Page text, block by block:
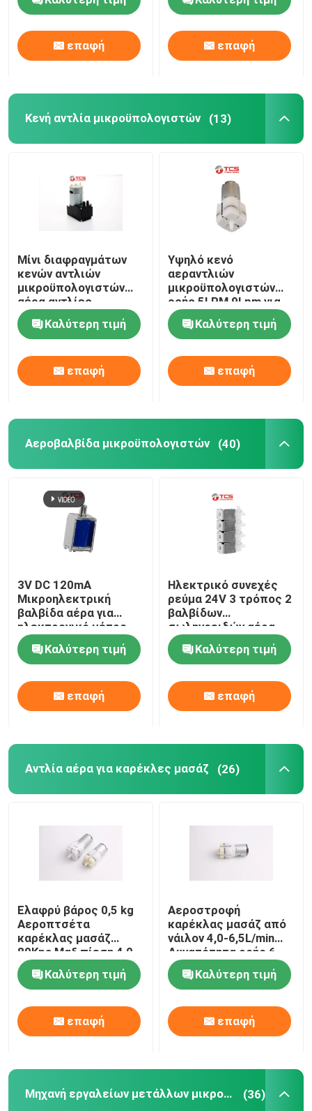
Προϊόντα
Σχετικά με εμάς
Έλεγχος ποιότητας
Επικοινωνήστε μαζί μας
Ειδήσεις
Υποθέσεις
Μπλογκ
Ζητήστε μια προσφορά
Αεραντλία μικροϋπολογιστών
Κενή αντλία μικροϋπολογιστών
Αεροβαλβίδα μικροϋπολογιστών
Αντλία αέρα για καρέκλες μασάζ
ΣΥΝΕΧΗΣ μηχανή μικροϋπολογιστών
για το κάθισμα
αυτοκινήτων
επαφή επαφή
Κενή αντλία μικροϋπολογιστών (13)
Μίνι διαφραγμάτων
κενών αντλιών
μικροϋπολογιστών
αέρα αντλίες
ΣΥΝΕΧΩΝ 12V 24V
17W 15LPM
Καλύτερη τιμή
επαφή
Υψηλό κενό
αεραντλιών
μικροϋπολογιστών
ροής 5LPM 9Lpm για
την αυτοκινητική
υποστήριξη μέσης
Καλύτερη τιμή
επαφή
Αεροβαλβίδα μικροϋπολογιστών (40)
3V DC 120mA
Μικροηλεκτρική
βαλβίδα αέρα για
ηλεκτρονικό μέτρο
αρτηριακής πίεσης
ιατρική οθόνη
Καλύτερη τιμή
επαφή
Ηλεκτρικό συνεχές
ρεύμα 24V 3 τρόπος 2
βαλβίδων
σωληνοειδών αέρα
μικροϋπολογιστών
βαλβίδα σωληνοειδών
θέσης
Καλύτερη τιμή
επαφή
Αντλία αέρα για καρέκλες μασάζ (26)
Ελαφρύ βάρος 0,5 kg
Αεροπτσέτα
καρέκλας μασάζ
80Kpa Μαξ πίεση 4,0 ~
6,5L/Min
Καλύτερη τιμή
επαφή
Αεροστροφή
καρέκλας μασάζ από
νάιλον 4,0-6,5L/min
Δυνατότητα ροής 6-
24V
Καλύτερη τιμή
επαφή
Μηχανή εργαλείων μετάλλων μικροϋπολογιστών (36)